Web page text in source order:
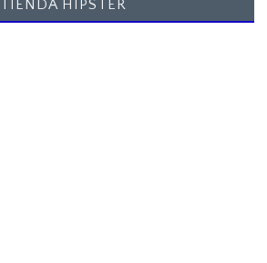
TIENDA HIPSTER